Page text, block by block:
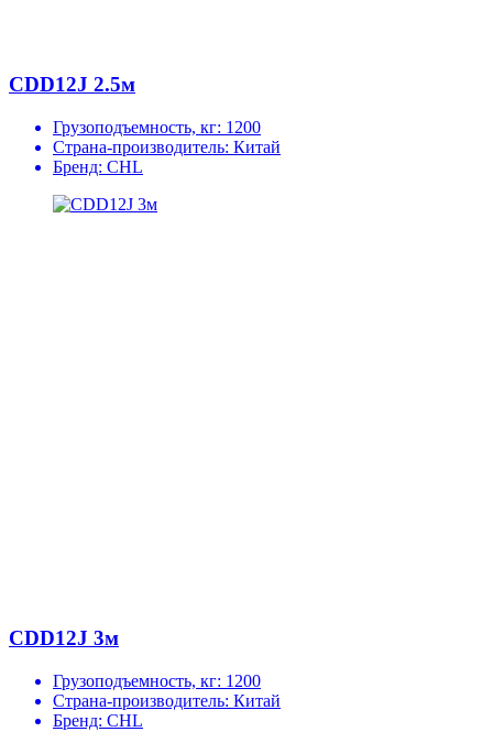
CDD12J 2.5м
Грузоподъемность, кг: 1200
Страна-производитель: Китай
Бренд: CHL
CDD12J 3м
Грузоподъемность, кг: 1200
Страна-производитель: Китай
Бренд: CHL